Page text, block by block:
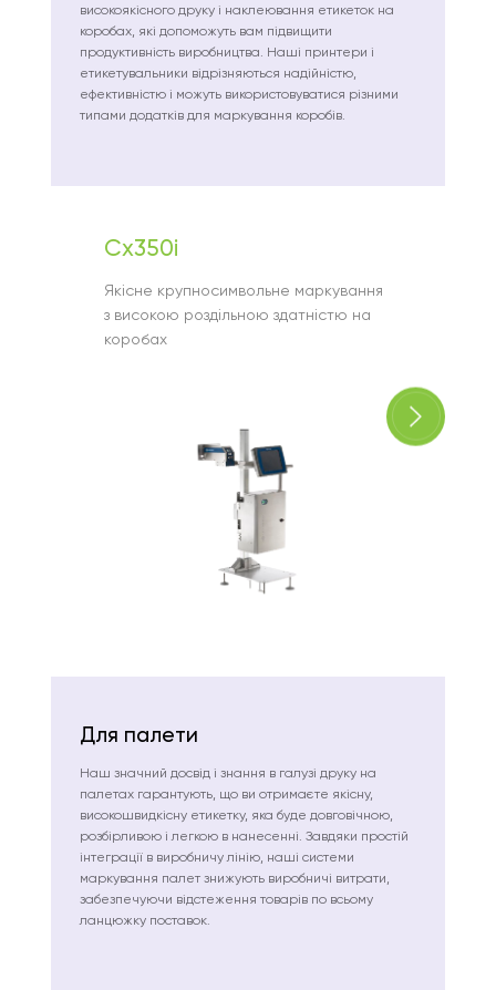
високоякісного друку і наклеювання етикеток на
коробах, які допоможуть вам підвищити
продуктивність виробництва. Наші принтери і
етикетувальники відрізняються надійністю,
ефективністю і можуть використовуватися різними
типами додатків для маркування коробів.
Cx350i
Якісне крупносимвольне маркування
з високою роздільною здатністю на
коробах
Для палети
Наш значний досвід і знання в галузі друку на
палетах гарантують, що ви отримаєте якісну,
високошвидкісну етикетку, яка буде довговічною,
розбірливою і легкою в нанесенні. Завдяки простій
інтеграції в виробничу лінію, наші системи
маркування палет знижують виробничі витрати,
забезпечуючи відстеження товарів по всьому
ланцюжку поставок.